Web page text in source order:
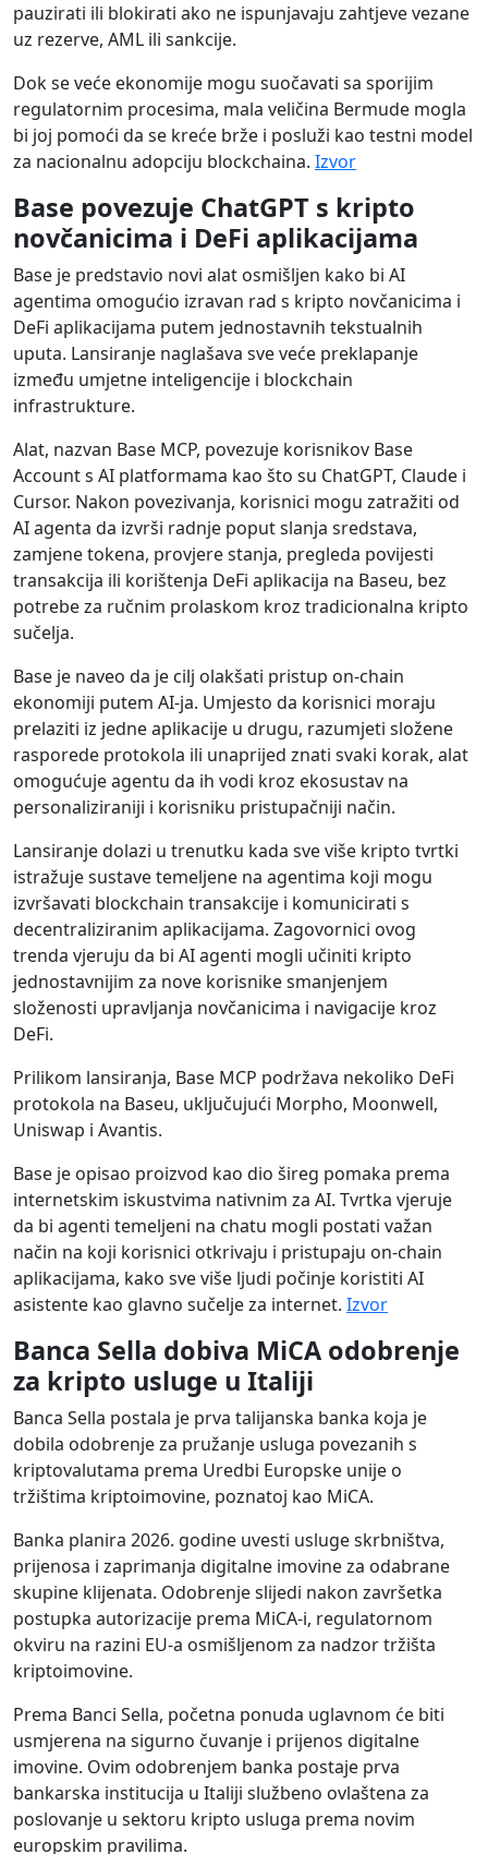
pauzirati ili blokirati ako ne ispunjavaju zahtjeve vezane
uz rezerve, AML ili sankcije.
Dok se veće ekonomije mogu suočavati sa sporijim
regulatornim procesima, mala veličina Bermude mogla
bi joj pomoći da se kreće brže i posluži kao testni model
za nacionalnu adopciju blockchaina. Izvor
Base povezuje ChatGPT s kripto
novčanicima i DeFi aplikacijama
Base je predstavio novi alat osmišljen kako bi AI
agentima omogućio izravan rad s kripto novčanicima i
DeFi aplikacijama putem jednostavnih tekstualnih
uputa. Lansiranje naglašava sve veće preklapanje
između umjetne inteligencije i blockchain
infrastrukture.
Alat, nazvan Base MCP, povezuje korisnikov Base
Account s AI platformama kao što su ChatGPT, Claude i
Cursor. Nakon povezivanja, korisnici mogu zatražiti od
AI agenta da izvrši radnje poput slanja sredstava,
zamjene tokena, provjere stanja, pregleda povijesti
transakcija ili korištenja DeFi aplikacija na Baseu, bez
potrebe za ručnim prolaskom kroz tradicionalna kripto
sučelja.
Base je naveo da je cilj olakšati pristup on-chain
ekonomiji putem AI-ja. Umjesto da korisnici moraju
prelaziti iz jedne aplikacije u drugu, razumjeti složene
rasporede protokola ili unaprijed znati svaki korak, alat
omogućuje agentu da ih vodi kroz ekosustav na
personaliziraniji i korisniku pristupačniji način.
Lansiranje dolazi u trenutku kada sve više kripto tvrtki
istražuje sustave temeljene na agentima koji mogu
izvršavati blockchain transakcije i komunicirati s
decentraliziranim aplikacijama. Zagovornici ovog
trenda vjeruju da bi AI agenti mogli učiniti kripto
jednostavnijim za nove korisnike smanjenjem
složenosti upravljanja novčanicima i navigacije kroz
DeFi.
Prilikom lansiranja, Base MCP podržava nekoliko DeFi
protokola na Baseu, uključujući Morpho, Moonwell,
Uniswap i Avantis.
Base je opisao proizvod kao dio šireg pomaka prema
internetskim iskustvima nativnim za AI. Tvrtka vjeruje
da bi agenti temeljeni na chatu mogli postati važan
način na koji korisnici otkrivaju i pristupaju on-chain
aplikacijama, kako sve više ljudi počinje koristiti AI
asistente kao glavno sučelje za internet. Izvor
Banca Sella dobiva MiCA odobrenje
za kripto usluge u Italiji
Banca Sella postala je prva talijanska banka koja je
dobila odobrenje za pružanje usluga povezanih s
kriptovalutama prema Uredbi Europske unije o
tržištima kriptoimovine, poznatoj kao MiCA.
Banka planira 2026. godine uvesti usluge skrbništva,
prijenosa i zaprimanja digitalne imovine za odabrane
skupine klijenata. Odobrenje slijedi nakon završetka
postupka autorizacije prema MiCA-i, regulatornom
okviru na razini EU-a osmišljenom za nadzor tržišta
kriptoimovine.
Prema Banci Sella, početna ponuda uglavnom će biti
usmjerena na sigurno čuvanje i prijenos digitalne
imovine. Ovim odobrenjem banka postaje prva
bankarska institucija u Italiji službeno ovlaštena za
poslovanje u sektoru kripto usluga prema novim
europskim pravilima.